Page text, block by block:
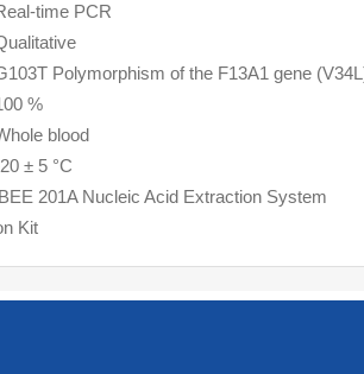
time PCR
Polymorphism of the F13A1 gene
%
blood
± 5 °C
201A Nucleic Acid Extraction System
Kit